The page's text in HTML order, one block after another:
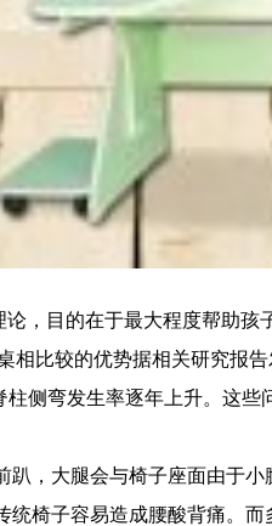
目的在于最大程度帮助孩子预
相比较的优势据相关研究报
柱侧弯发生率逐年上升。
，大腿会与椅子座面由于
子容易造成腰酸背痛。